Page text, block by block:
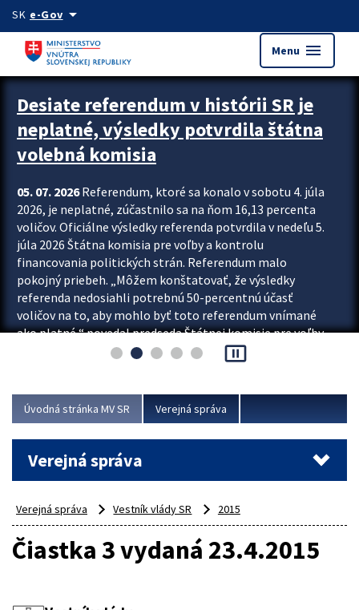
Preskocit na hlavný obsah
SK e-Govarrow_drop_down
Menu menu
Zastavit automatický posun upútavok
Desiate referendum v histórii SR je
neplatné, výsledky potvrdila štátna
volebná komisia
05. 07. 2026Referendum, ktoré sa konalo v sobotu 4. júla
2026, je neplatné, zúčastnilo sa na ňom 16,13 percenta
voličov. Oficiálne výsledky referenda potvrdila v nedeľu 5.
júla 2026 Štátna komisia pre voľby a kontrolu
financovania politických strán. Referendum malo
pokojný priebeh. „Môžem konštatovať, že výsledky
referenda nedosiahli potrebnú 50-percentnú účasť
voličov na to, aby mohlo byť toto referendum vnímané
ako platné,“ povedal predseda Štátnej komisie pre voľby
a kontrolu financovania politických...
pause_presentation
Úvodná stránka MV SR Verejná správa
Verejná správa
Verejná správa Vestník vlády SR 2015
Čiastka 3 vydaná 23.4.2015